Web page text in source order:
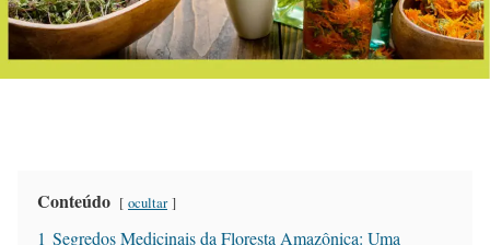
Conteúdo ocultar
1 Segredos Medicinais da Floresta Amazônica: Uma